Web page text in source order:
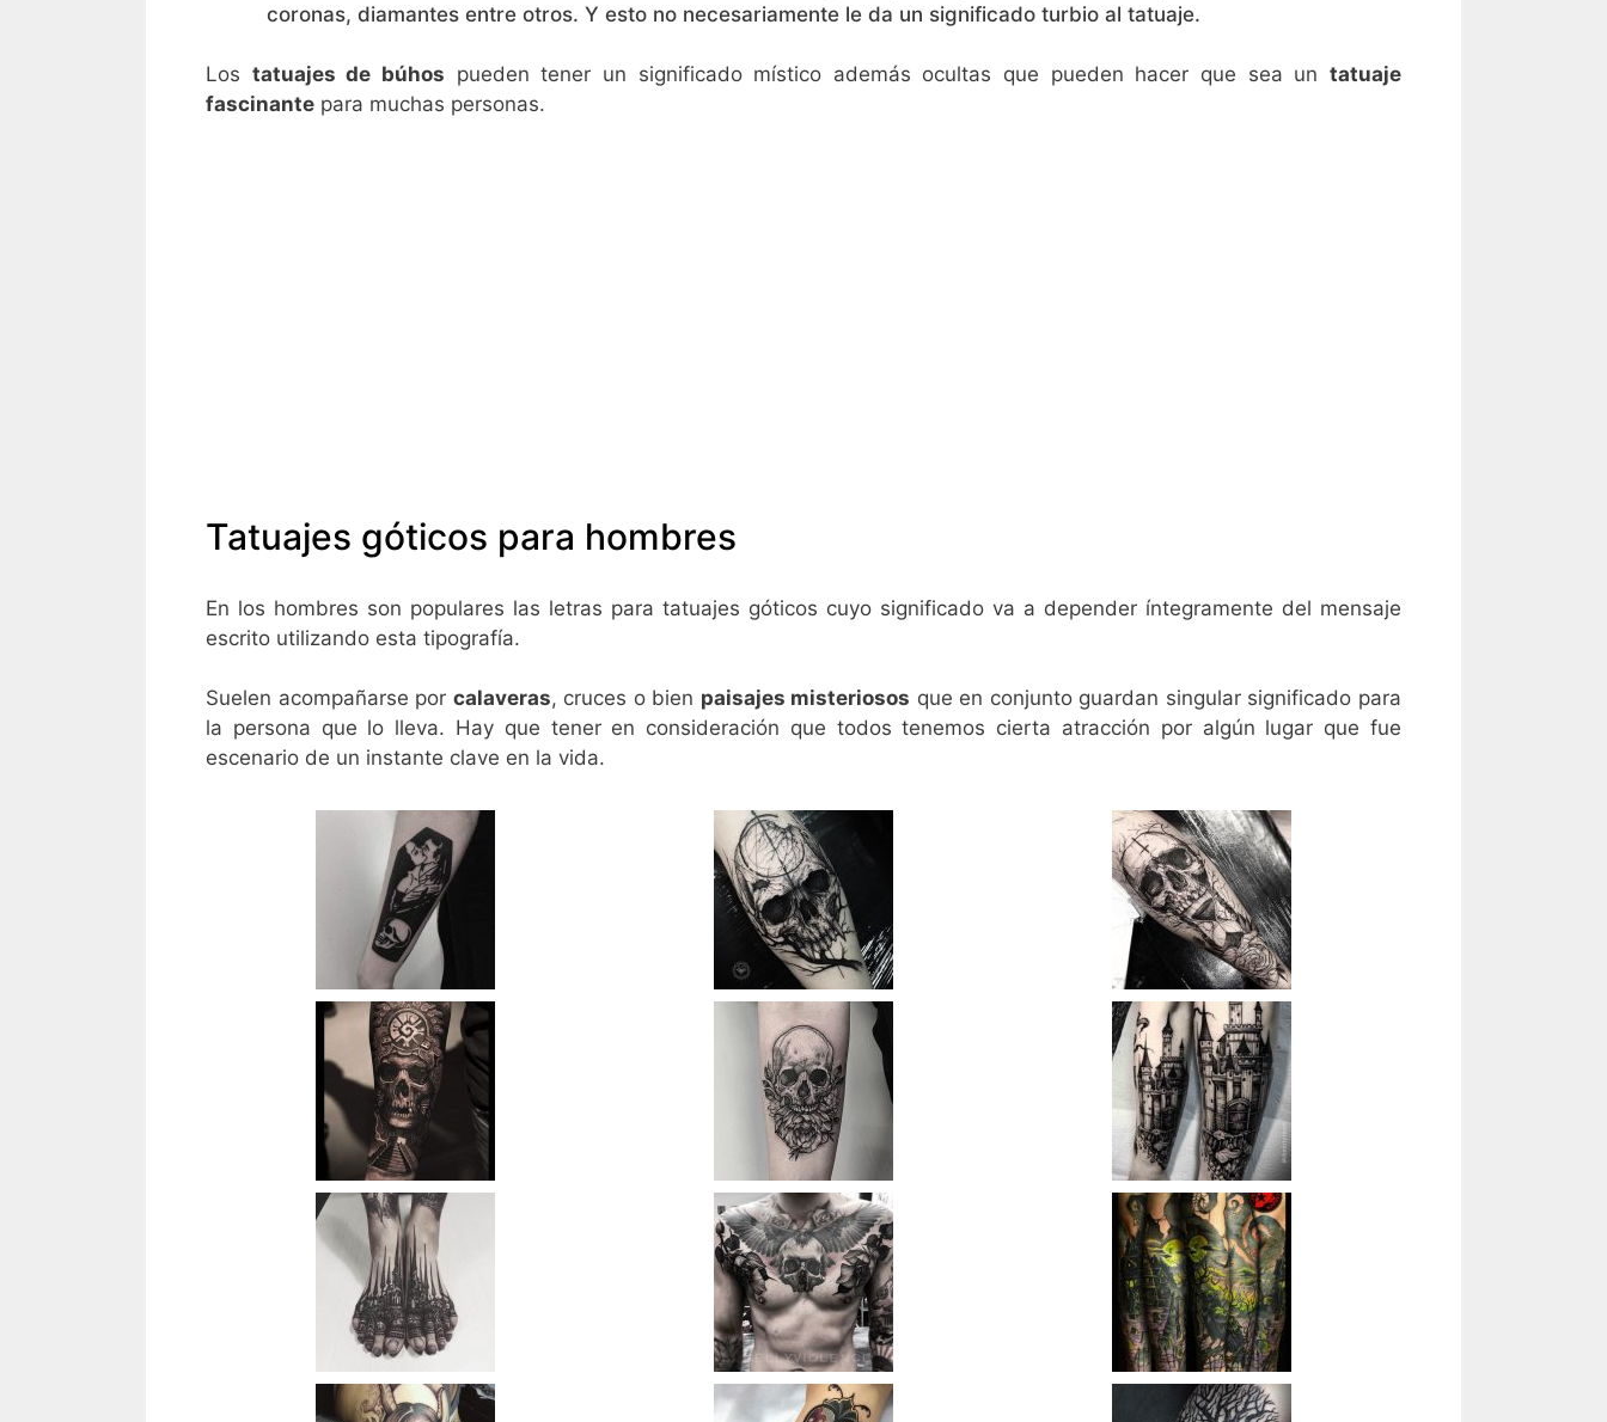
coronas, diamantes entre otros. Y esto no necesariamente le da un significado turbio al tatuaje.
Los tatuajes de búhos pueden tener un significado místico además ocultas que pueden hacer que sea untatuaje
fascinante para muchas personas.
Tatuajes góticos para hombres
En los hombres son populares las letras para tatuajes góticos cuyo significado va a depender íntegramente del mensaje
escrito utilizando esta tipografía.
Suelen acompañarse por calaveras, cruces o bien paisajes misteriosos que en conjunto guardan singular significado para
la persona que lo lleva. Hay que tener en consideración que todos tenemos cierta atracción por algún lugar que fue
escenario de un instante clave en la vida.